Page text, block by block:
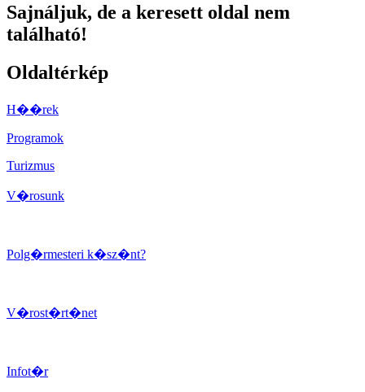
Sajnáljuk, de a keresett oldal nem
található!
Oldaltérkép
H��rek
Programok
Turizmus
V�rosunk
Polg�rmesteri k�sz�nt?
V�rost�rt�net
Infot�r